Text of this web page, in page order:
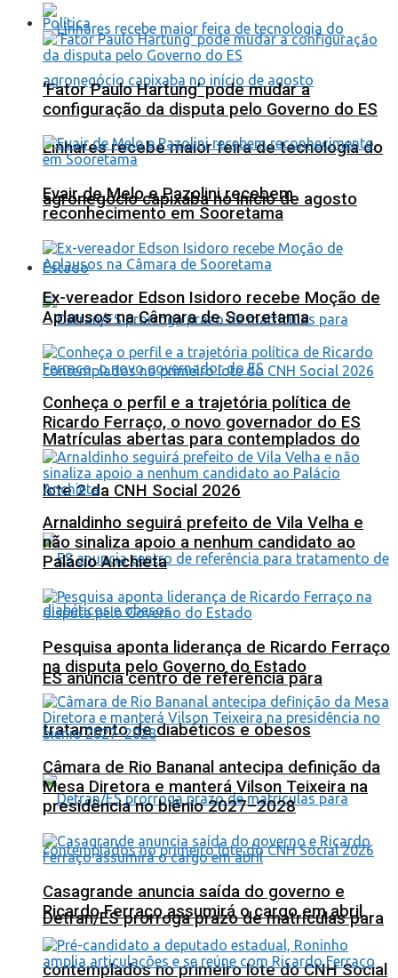
Linhares recebe maior feira de tecnologia do
agronegócio capixaba no início de agosto
Estado
Matrículas abertas para contemplados do
lote 2 da CNH Social 2026
ES anuncia centro de referência para
tratamento de diabéticos e obesos
Detran/ES prorroga prazo de matrículas para
contemplados no primeiro lote do CNH Social
Política
‘Fator Paulo Hartung’ pode mudar a
configuração da disputa pelo Governo do ES
Evair de Melo e Pazolini recebem
reconhecimento em Sooretama
Ex-vereador Edson Isidoro recebe Moção de
Aplausos na Câmara de Sooretama
Conheça o perfil e a trajetória política de
Ricardo Ferraço, o novo governador do ES
Arnaldinho seguirá prefeito de Vila Velha e
não sinaliza apoio a nenhum candidato ao
Palácio Anchieta
Pesquisa aponta liderança de Ricardo Ferraço
na disputa pelo Governo do Estado
Câmara de Rio Bananal antecipa definição da
Mesa Diretora e manterá Vilson Teixeira na
presidência no biênio 2027–2028
Casagrande anuncia saída do governo e
Ricardo Ferraço assumirá o cargo em abril